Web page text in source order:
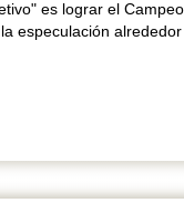
es lograr el
especulación alrededor